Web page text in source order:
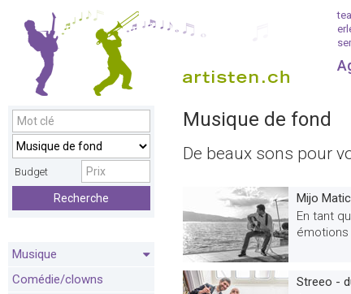
Budget
Recherche
Musique
Comédie/clowns
Musique de fond
De beaux sons pour
Mijo
En tant
Streeo -